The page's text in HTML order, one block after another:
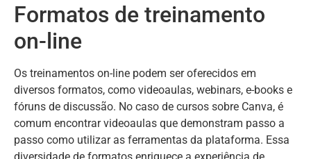
Formatos de treinamento
on-line
Os treinamentos on-line podem ser oferecidos em
diversos formatos, como videoaulas, webinars, e-books e
fóruns de discussão. No caso de cursos sobre Canva, é
comum encontrar videoaulas que demonstram passo a
passo como utilizar as ferramentas da plataforma. Essa